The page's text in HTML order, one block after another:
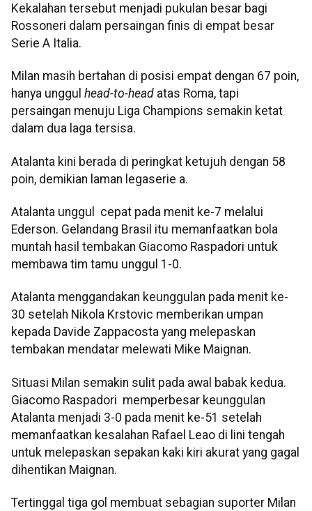
Kekalahan tersebut menjadi pukulan besar bagi
Rossoneri dalam persaingan finis di empat besar
Serie A Italia.
Milan masih bertahan di posisi empat dengan 67 poin,
hanya unggul head-to-head atas Roma, tapi
persaingan menuju Liga Champions semakin ketat
dalam dua laga tersisa.
Atalanta kini berada di peringkat ketujuh dengan 58
poin, demikian laman legaserie a.
Atalanta unggul cepat pada menit ke-7 melalui
Ederson. Gelandang Brasil itu memanfaatkan bola
muntah hasil tembakan Giacomo Raspadori untuk
membawa tim tamu unggul 1-0.
Atalanta menggandakan keunggulan pada menit ke-
30 setelah Nikola Krstovic memberikan umpan
kepada Davide Zappacosta yang melepaskan
tembakan mendatar melewati Mike Maignan.
Situasi Milan semakin sulit pada awal babak kedua.
Giacomo Raspadori memperbesar keunggulan
Atalanta menjadi 3-0 pada menit ke-51 setelah
memanfaatkan kesalahan Rafael Leao di lini tengah
untuk melepaskan sepakan kaki kiri akurat yang gagal
dihentikan Maignan.
Tertinggal tiga gol membuat sebagian suporter Milan